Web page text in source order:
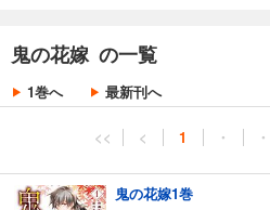
鬼の花嫁 の一覧
1巻へ 最新刊へ
<< < 1 ・ ・
鬼の花嫁1巻